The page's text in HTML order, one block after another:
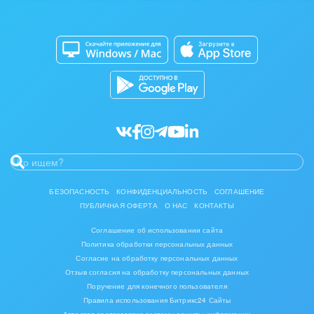
Инвестиционный бизнес
Интерьер, дизайн, декор
Консалтинговые и управленческие услуги
Мебель, лес, деревообработка
Медицина и фармацевтика
Металлургия
Кибербезопасность
Битрикс24 Маркет
Разработчикам приложений
БЕЗОПАСНОСТЬ КОНФИДЕНЦИАЛЬНОСТЬ
СОГЛАШЕНИЕ
ПУБЛИЧНАЯ ОФЕРТА
О НАС КОНТАКТЫ
Соглашение об использовании сайта
Политика обработки персональных данных
Согласие на обработку персональных данных
Отзыв согласия на обработку персональных данных
Поручение для конечного пользователя
Правила использования Битрикс24 Сайты